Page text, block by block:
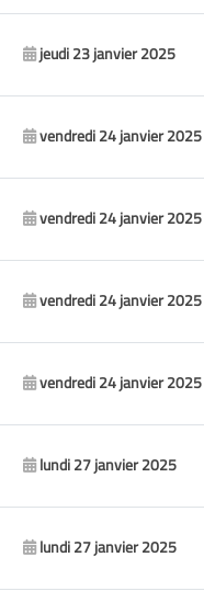
jeudi 23 janvier 2025
vendredi 24 janvier 2025
vendredi 24 janvier 2025
vendredi 24 janvier 2025
vendredi 24 janvier 2025
lundi 27 janvier 2025
lundi 27 janvier 2025